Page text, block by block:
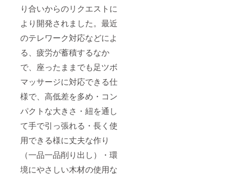
り合いからのリクエストに
より開発されました。最近
のテレワーク対応などによ
る、疲労が蓄積するなか
で、座ったままでも足ツボ
マッサージに対応できる仕
様で、高低差を多め・コン
パクトな大きさ・紐を通し
て手で引っ張れる・長く使
用できる様に丈夫な作り
（一品一品削り出し）・環
境にやさしい木材の使用な